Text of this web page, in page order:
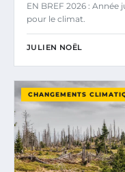
EN BREF 2026 :
pour le climat.
JULIEN NOËL
CHANGEMENTS